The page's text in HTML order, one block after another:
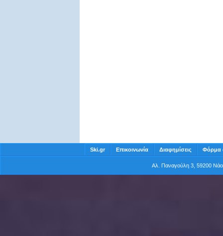
Ski.gr Επικοινωνία Διαφημίσεις Φόρμα
Αλ. Παναγούλη 3, 59200